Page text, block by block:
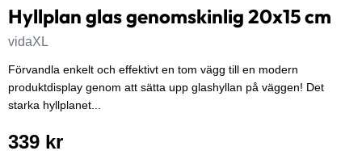
Hyllplan glas genomskinlig 20x15 cm
vidaXL
Förvandla enkelt och effektivt en tom vägg till en modern
produktdisplay genom att sätta upp glashyllan på väggen! Det
starka hyllplanet...
339 kr